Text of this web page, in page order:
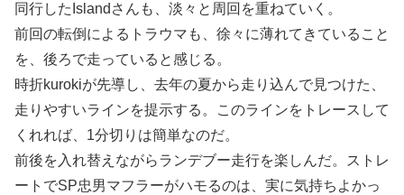
同行したIslandさんも、淡々と周回を重ねていく。
前回の転倒によるトラウマも、徐々に薄れてきていること
を、後ろで走っていると感じる。
時折kurokiが先導し、去年の夏から走り込んで見つけた、
走りやすいラインを提示する。このラインをトレースして
くれれば、1分切りは簡単なのだ。
前後を入れ替えながらランデブー走行を楽しんだ。ストレ
ートでSP忠男マフラーがハモるのは、実に気持ちよかっ